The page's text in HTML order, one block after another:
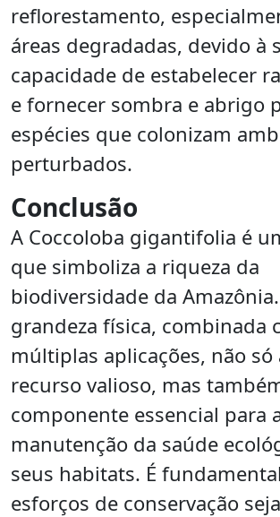
reflorestamento,
áreas degradadas, devido à
capacidade de estabelecer
e fornecer sombra e abrigo
espécies que colonizam
perturbados.
Conclusão
A Coccoloba gigantifolia é
que simboliza a riqueza da
biodiversidade da
grandeza física, combinada
múltiplas aplicações, não
recurso valioso, mas
componente essencial para
manutenção da saúde
seus habitats. É
esforços de conservação